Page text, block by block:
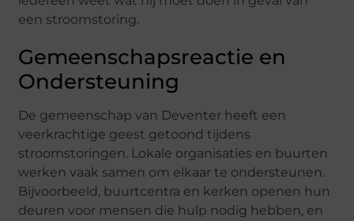
een stroomstoring.
Gemeenschapsreactie en
Ondersteuning
De gemeenschap van Deventer heeft een
veerkrachtige geest getoond tijdens
stroomstoringen. Lokale organisaties en buurten
werken vaak samen om elkaar te ondersteunen.
Bijvoorbeeld, buurtcentra en kerken openen hun
deuren voor mensen die hulp nodig hebben, en